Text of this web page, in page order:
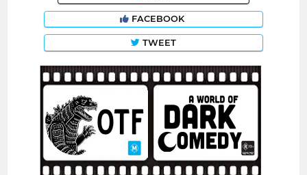
FACEBOOK
TWEET